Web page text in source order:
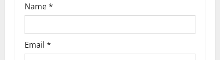
Name*
Email *